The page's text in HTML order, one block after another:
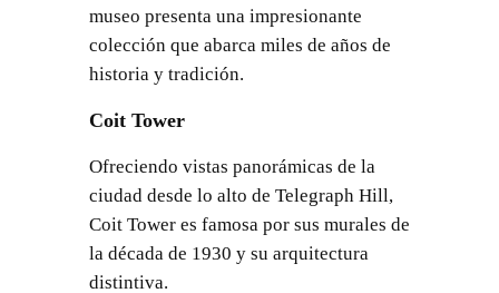
museo presenta una impresionante
colección que abarca miles de años de
historia y tradición.
Coit Tower
Ofreciendo vistas panorámicas de la
ciudad desde lo alto de Telegraph Hill,
Coit Tower es famosa por sus murales de
la década de 1930 y su arquitectura
distintiva.